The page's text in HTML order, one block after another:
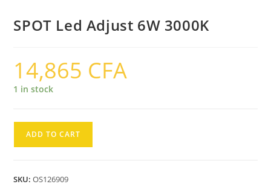
SPOT Led Adjust 6W 3000K
14,865 CFA
1 in stock
ADD TO CART
SKU:OS126909